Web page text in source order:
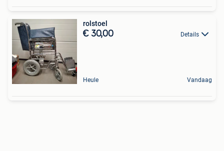
rolstoel
€ 30,00 Details
Heule Vandaag